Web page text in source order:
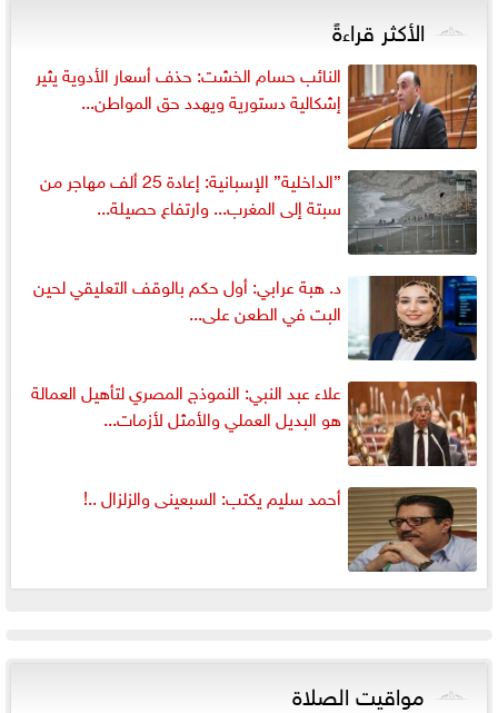
الأكثر قراءةً
النائب حسام الخشت: حذف أسعار الأدوية يثير
إشكالية دستورية ويهدد حق المواطن...
”الداخلية” الإسبانية: إعادة 25 ألف مهاجر من
سبتة إلى المغرب... وارتفاع حصيلة...
د. هبة عرابي: أول حكم بالوقف التعليقي لحين
البت في الطعن على...
علاء عبد النبي: النموذج المصري لتأهيل العمالة
هو البديل العملي والأمثل لأزمات...
أحمد سليم يكتب: السبعينى والزلزال ..!
مواقيت الصلاة